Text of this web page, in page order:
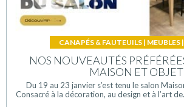
CANAPÉS & FAUTEUILS | MEUBLES |
NOS NOUVEAUTÉS
MAISON ET OBJET
Du 19 au 23 janvier s’est tenu le salon
Consacré à la décoration, au design et à l’art